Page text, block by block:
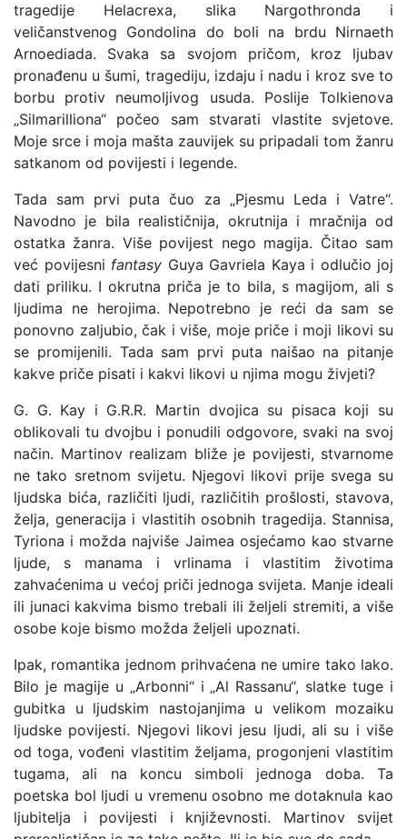
tragedije Helacrexa, slika Nargothronda i
veličanstvenog Gondolina do boli na brdu Nirnaeth
Arnoediada. Svaka sa svojom pričom, kroz ljubav
pronađenu u šumi, tragediju, izdaju i nadu i kroz sve to
borbu protiv neumoljivog usuda. Poslije Tolkienova
„Silmarilliona“ počeo sam stvarati vlastite svjetove.
Moje srce i moja mašta zauvijek su pripadali tom žanru
satkanom od povijesti i legende.
Tada sam prvi puta čuo za „Pjesmu Leda i Vatre“.
Navodno je bila realističnija, okrutnija i mračnija od
ostatka žanra. Više povijest nego magija. Čitao sam
već povijesni fantasy Guya Gavriela Kaya i odlučio joj
dati priliku. I okrutna priča je to bila, s magijom, ali s
ljudima ne herojima. Nepotrebno je reći da sam se
ponovno zaljubio, čak i više, moje priče i moji likovi su
se promijenili. Tada sam prvi puta naišao na pitanje
kakve priče pisati i kakvi likovi u njima mogu živjeti?
G. G. Kay i G.R.R. Martin dvojica su pisaca koji su
oblikovali tu dvojbu i ponudili odgovore, svaki na svoj
način. Martinov realizam bliže je povijesti, stvarnome
ne tako sretnom svijetu. Njegovi likovi prije svega su
ljudska bića, različiti ljudi, različitih prošlosti, stavova,
želja, generacija i vlastitih osobnih tragedija. Stannisa,
Tyriona i možda najviše Jaimea osjećamo kao stvarne
ljude, s manama i vrlinama i vlastitim životima
zahvaćenima u većoj priči jednoga svijeta. Manje ideali
ili junaci kakvima bismo trebali ili željeli stremiti, a više
osobe koje bismo možda željeli upoznati.
Ipak, romantika jednom prihvaćena ne umire tako lako.
Bilo je magije u „Arbonni“ i „Al Rassanu“, slatke tuge i
gubitka u ljudskim nastojanjima u velikom mozaiku
ljudske povijesti. Njegovi likovi jesu ljudi, ali su i više
od toga, vođeni vlastitim željama, progonjeni vlastitim
tugama, ali na koncu simboli jednoga doba. Ta
poetska bol ljudi u vremenu osobno me dotaknula kao
ljubitelja i povijesti i književnosti. Martinov svijet